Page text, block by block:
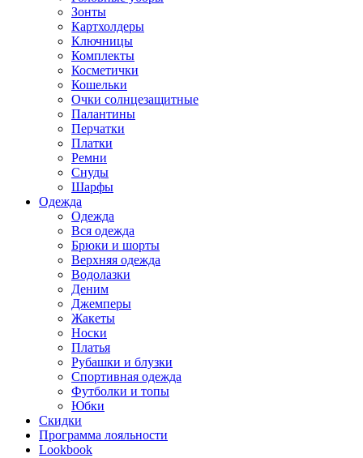
Зонты
Картхолдеры
Ключницы
Комплекты
Косметички
Кошельки
Очки солнцезащитные
Палантины
Перчатки
Платки
Ремни
Снуды
Шарфы
Одежда
Одежда
Вся одежда
Брюки и шорты
Верхняя одежда
Водолазки
Деним
Джемперы
Жакеты
Носки
Платья
Рубашки и блузки
Спортивная одежда
Футболки и топы
Юбки
Скидки
Программа лояльности
Lookbook